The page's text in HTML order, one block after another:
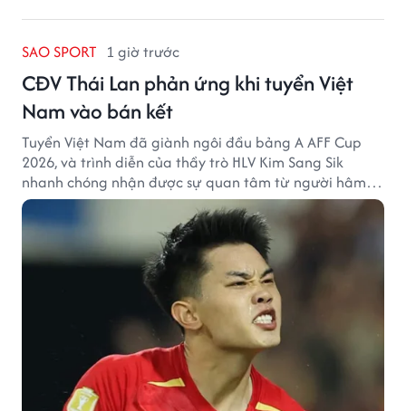
SAO SPORT 1 giờ trước
CĐV Thái Lan phản ứng khi tuyển Việt
Nam vào bán kết
Tuyển Việt Nam đã giành ngôi đầu bảng A AFF Cup
2026, và trình diễn của thầy trò HLV Kim Sang Sik
nhanh chóng nhận được sự quan tâm từ người hâm
mộ Thái Lan.